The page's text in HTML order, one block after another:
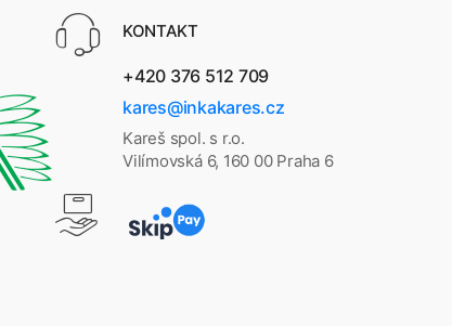
KONTAKT
+420 376 512 709
kares@inkakares.cz
Kareš spol. s r.o.
Vilímovská 6, 160 00 Praha 6